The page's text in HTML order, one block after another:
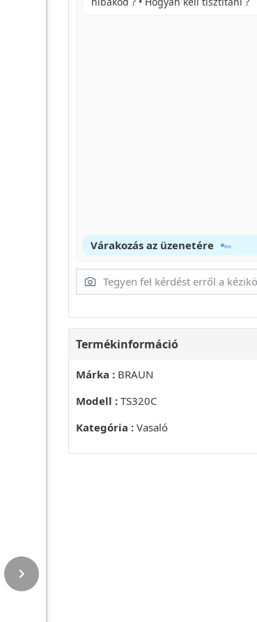
Várakozás az üzenetére
Termékinformáció
Márka : BRAUN
Modell : TS320C
Kategória : Vasaló